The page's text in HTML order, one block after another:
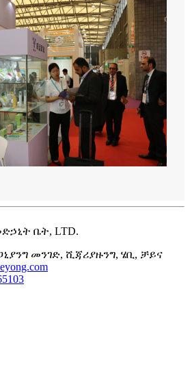
ቤት, LTD.
ጋኒያንግ መንገድ, ሺጃሪያዙንግ, ሄቢ, ቻይና